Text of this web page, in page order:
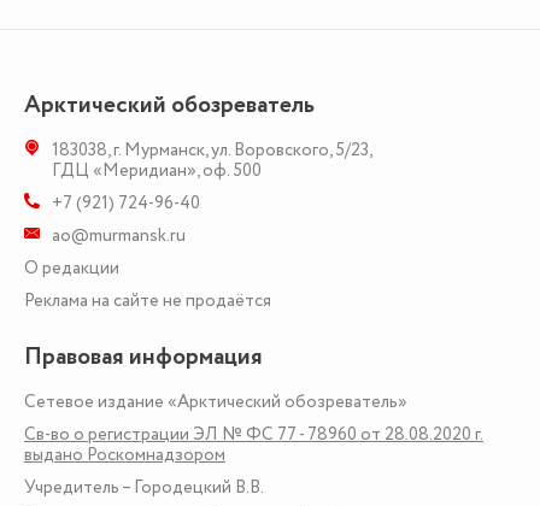
Арктический обозреватель
183038,г. Мурманск,ул. Воровского, 5/23,
ГДЦ «Меридиан», оф. 500
+7 (921) 724-96-40
ao@murmansk.ru
О редакции
Реклама на сайте не продаётся
Правовая информация
Сетевое издание «Арктический обозреватель»
Св-во о регистрации ЭЛ № ФС 77 - 78960 от 28.08.2020 г.
выдано Роскомнадзором
Учредитель – Городецкий В.В.